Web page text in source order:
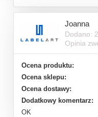
Joanna
Dodano:
Opinia
Ocena produktu:
Ocena sklepu:
Ocena dostawy:
Dodatkowy komentarz:
OK